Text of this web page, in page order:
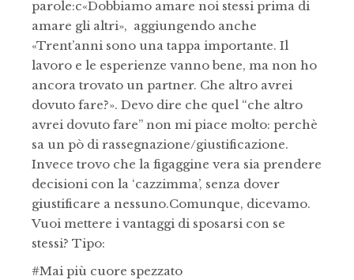
parole:c«Dobbiamo amare noi stessi prima di
amare gli altri», aggiungendo anche
«Trent’anni sono una tappa importante. Il
lavoro e le esperienze vanno bene, ma non ho
ancora trovato un partner. Che altro avrei
dovuto fare?». Devo dire che quel “che altro
avrei dovuto fare” non mi piace molto: perchè
sa un pò di rassegnazione/giustificazione.
Invece trovo che la figaggine vera sia prendere
decisioni con la ‘cazzimma’, senza dover
giustificare a nessuno.Comunque, dicevamo.
Vuoi mettere i vantaggi di sposarsi con se
stessi? Tipo:
#Mai più cuore spezzato